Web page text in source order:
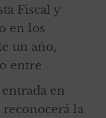
Fiscal y
en los
un año,
entre
en
la